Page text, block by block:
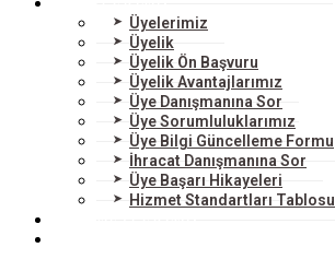
Üyelerimiz
Üyelik
Üyelik Ön Başvuru
Üyelik Avantajlarımız
Üye Danışmanına Sor
Üye Sorumluluklarımız
Üye Bilgi Güncelleme Formu
İhracat Danışmanına Sor
Üye Başarı Hikayeleri
Hizmet Standartları Tablosu